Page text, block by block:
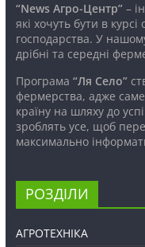
“News Агро-Центр”–
які хочуть бути в
господарства. У
дрібні та середні
Програма “Ля Село”
фермерства, адже саме
країну на шляху до
зроблять усе, щоб
максимально
РОЗДІЛИ
АГРОТЕХНІКА